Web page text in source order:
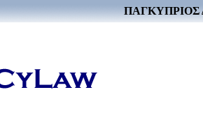
ΠΑΓΚΥΠΡΙΟΣ